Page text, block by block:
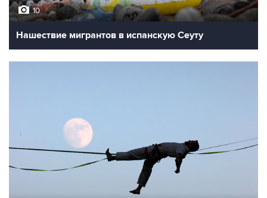
10
Нашествие мигрантов в испанскую Сеуту